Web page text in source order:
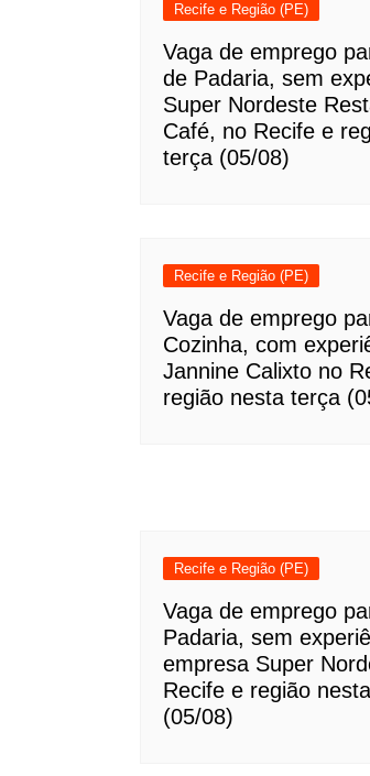
Recife e Região (PE)
Vaga de emprego
de Padaria, sem
Super Nordeste
Café, no Recife e
terça (05/08)
Recife e Região (PE)
Vaga de emprego
Cozinha, com
Jannine Calixto no
região nesta terça
Recife e Região (PE)
Vaga de emprego
Padaria, sem
empresa Super
Recife e região
(05/08)